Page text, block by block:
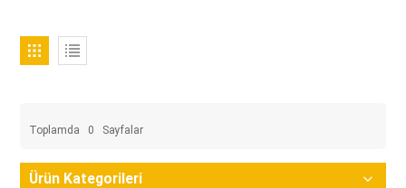
Toplamda 0 Sayfalar
Ürün Kategorileri